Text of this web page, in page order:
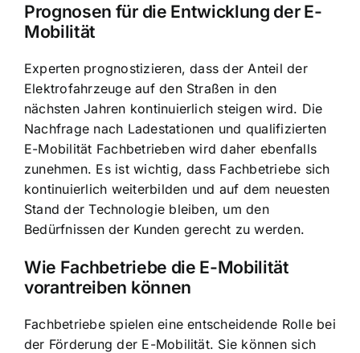
Prognosen für die Entwicklung der E-
Mobilität
Experten prognostizieren, dass der Anteil der
Elektrofahrzeuge auf den Straßen in den
nächsten Jahren kontinuierlich steigen wird. Die
Nachfrage nach Ladestationen und qualifizierten
E-Mobilität Fachbetrieben wird daher ebenfalls
zunehmen. Es ist wichtig, dass Fachbetriebe sich
kontinuierlich weiterbilden und auf dem neuesten
Stand der Technologie bleiben, um den
Bedürfnissen der Kunden gerecht zu werden.
Wie Fachbetriebe die E-Mobilität
vorantreiben können
Fachbetriebe spielen eine entscheidende Rolle bei
der Förderung der E-Mobilität. Sie können sich